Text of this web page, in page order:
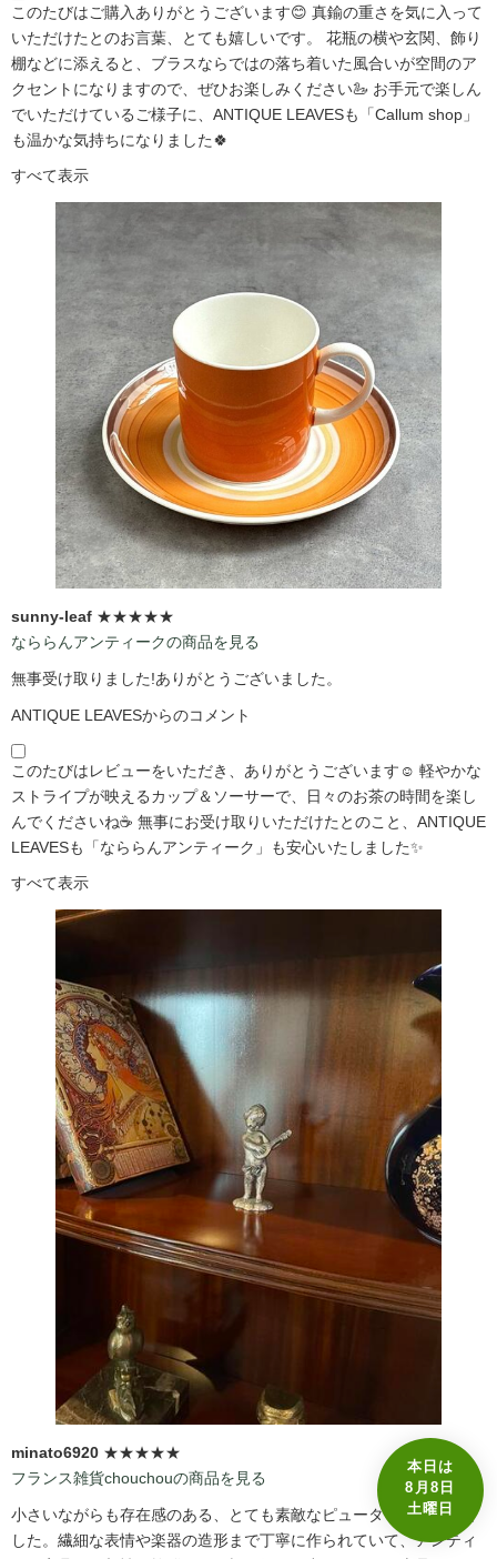
本日は
8月8日
土曜日
このたびはご購入ありがとうございます😊 真鍮の重さを気に入って
いただけたとのお言葉、とても嬉しいです。 花瓶の横や玄関、飾り
棚などに添えると、ブラスならではの落ち着いた風合いが空間のア
クセントになりますので、ぜひお楽しみください🦢 お手元で楽しん
でいただけているご様子に、ANTIQUE LEAVESも「Callum shop」
も温かな気持ちになりました🍀
すべて表示
sunny-leaf ★★★★★
なららんアンティークの商品を見る
無事受け取りました!ありがとうございました。
ANTIQUE LEAVESからのコメント
このたびはレビューをいただき、ありがとうございます☺️ 軽やかな
ストライプが映えるカップ＆ソーサーで、日々のお茶の時間を楽し
んでくださいね☕ 無事にお受け取りいただけたとのこと、ANTIQUE
LEAVESも「なららんアンティーク」も安心いたしました✨
すべて表示
minato6920 ★★★★★
フランス雑貨chouchouの商品を見る
小さいながらも存在感のある、とても素敵なピューターの天使像で
した。繊細な表情や楽器の造形まで丁寧に作られていて、アンティ